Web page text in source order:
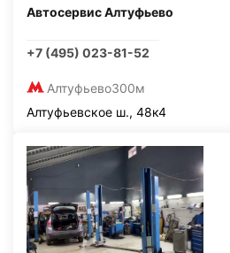
Автосервис Алтуфьево
+7 (495) 023-81-52
Алтуфьево300м
Алтуфьевское ш., 48к4